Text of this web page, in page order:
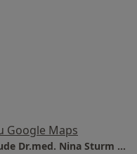
Google Maps
Frauenarztzentrum Harvestehude Dr.med. Nina Sturm & Dr. med. Christina Bossler